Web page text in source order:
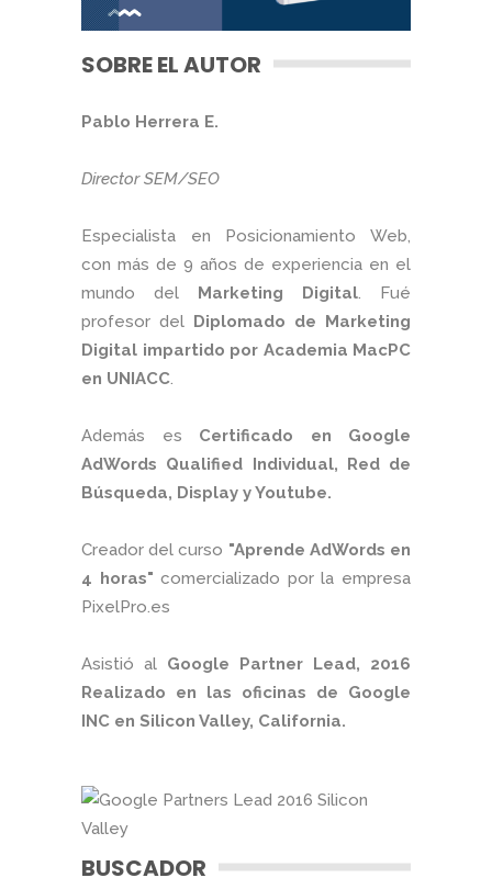
SOBRE EL AUTOR
Pablo Herrera E.
Director SEM/SEO
Especialista en Posicionamiento Web,
con más de 9 años de experiencia en el
mundo del Marketing Digital. Fué
profesor del Diplomado de Marketing
Digital impartido por Academia MacPC
en UNIACC.
Además es Certificado en Google
AdWords Qualified Individual, Red de
Búsqueda, Display y Youtube.
Creador del curso "Aprende AdWords en
4 horas" comercializado por la empresa
PixelPro.es
Asistió al Google Partner Lead, 2016
Realizado en las oficinas de Google
INC en Silicon Valley, California.
BUSCADOR